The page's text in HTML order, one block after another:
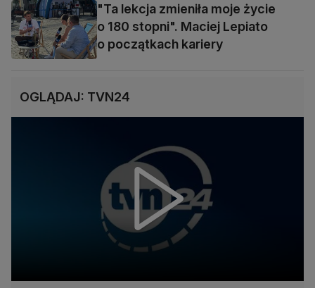
"Ta lekcja zmieniła moje życie
o 180 stopni". Maciej Lepiato
o początkach kariery
OGLĄDAJ: TVN24